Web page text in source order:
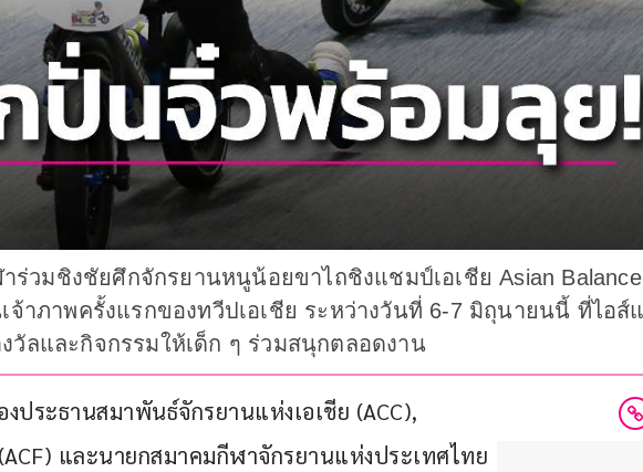
ร่วมชิงชัยศึกจักรยานหนูน้อยขาไถชิงแชมป์เอเชีย Asian Balance
เจ้าภาพครั้งแรกของทวีปเอเชีย ระหว่างวันที่ 6-7 มิถุนายนนี้ ที่ไอ
ลและกิจกรรมให้เด็ก ๆ ร่วมสนุกตลอดงาน
ประธานสมาพันธ์จักรยานแห่งเอเชีย (ACC),
และนายกสมาคมกีฬาจักรยานแห่งประเทศไทย